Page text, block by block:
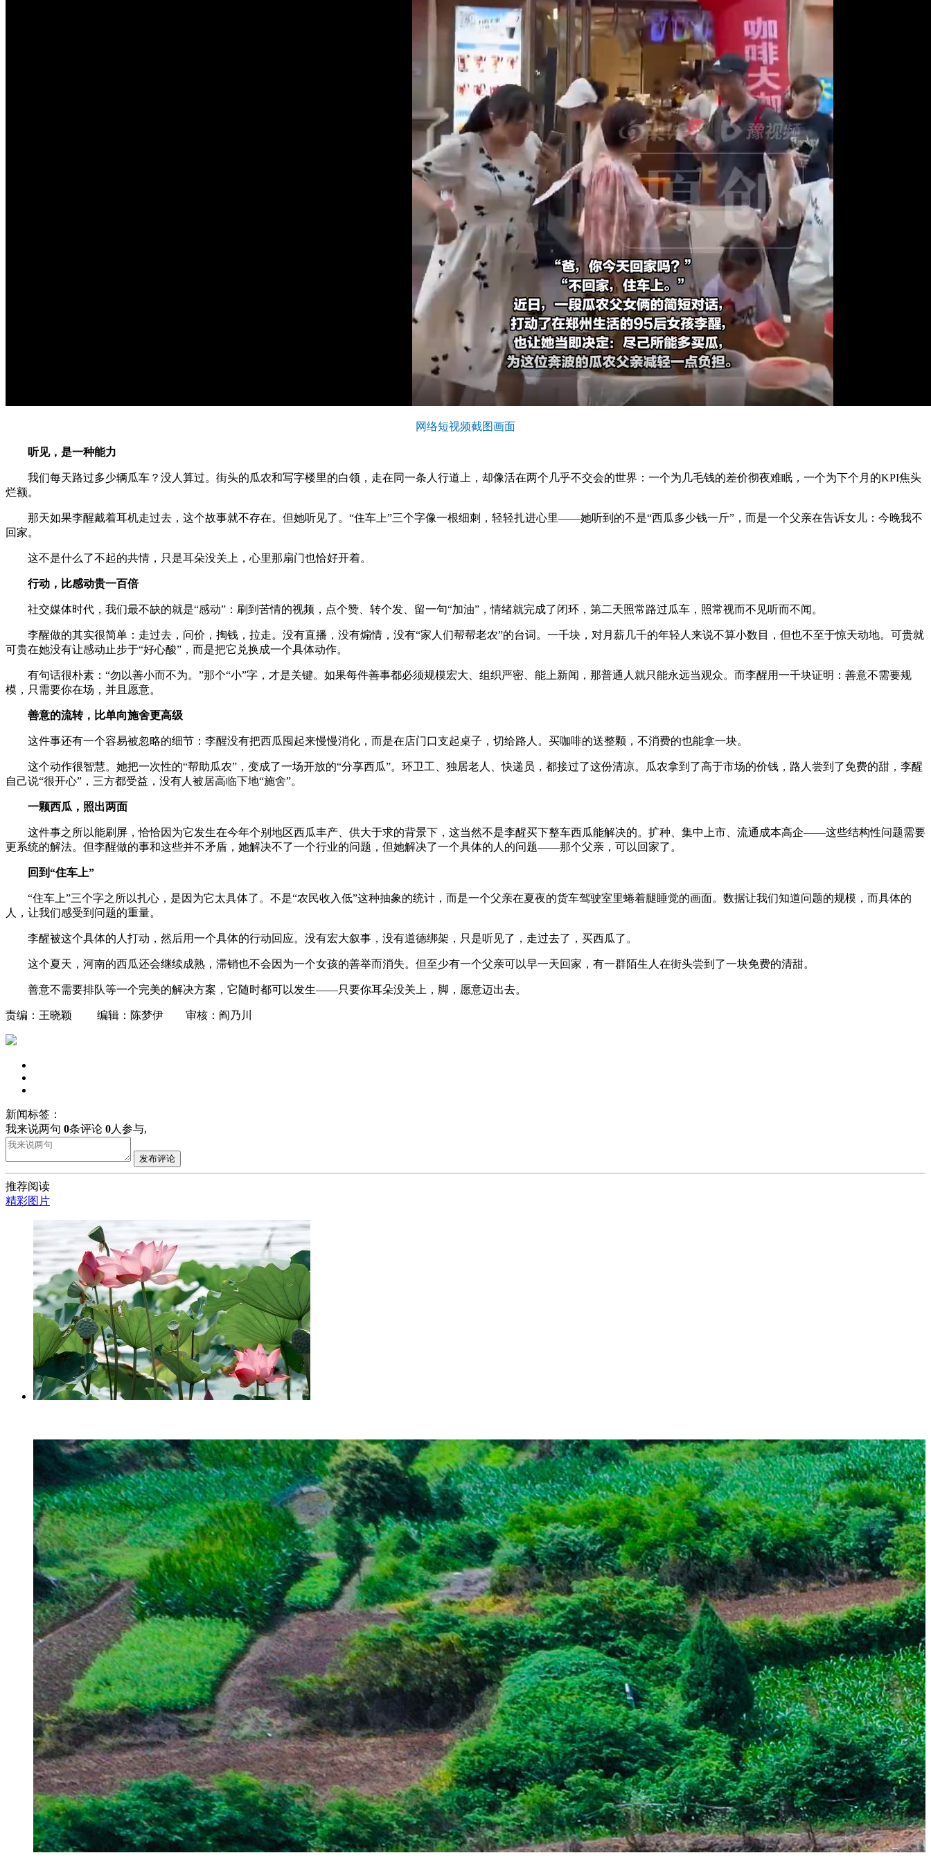
网络短视频截图画面
听见，是一种能力
我们每天路过多少辆瓜车？没人算过。街头的瓜农和写字楼里的白领，走在同一条人行道上，却像活在两个几乎不交会的世界：一个为几毛钱的差价彻夜难眠，一个为下个月的KPI焦头
烂额。
那天如果李醒戴着耳机走过去，这个故事就不存在。但她听见了。“住车上”三个字像一根细刺，轻轻扎进心里——她听到的不是“西瓜多少钱一斤”，而是一个父亲在告诉女儿：今晚我不
回家。
这不是什么了不起的共情，只是耳朵没关上，心里那扇门也恰好开着。
行动，比感动贵一百倍
社交媒体时代，我们最不缺的就是“感动”：刷到苦情的视频，点个赞、转个发、留一句“加油”，情绪就完成了闭环，第二天照常路过瓜车，照常视而不见听而不闻。
李醒做的其实很简单：走过去，问价，掏钱，拉走。没有直播，没有煽情，没有“家人们帮帮老农”的台词。一千块，对月薪几千的年轻人来说不算小数目，但也不至于惊天动地。可贵就
可贵在她没有让感动止步于“好心酸”，而是把它兑换成一个具体动作。
有句话很朴素：“勿以善小而不为。”那个“小”字，才是关键。如果每件善事都必须规模宏大、组织严密、能上新闻，那普通人就只能永远当观众。而李醒用一千块证明：善意不需要规
模，只需要你在场，并且愿意。
善意的流转，比单向施舍更高级
这件事还有一个容易被忽略的细节：李醒没有把西瓜囤起来慢慢消化，而是在店门口支起桌子，切给路人。买咖啡的送整颗，不消费的也能拿一块。
这个动作很智慧。她把一次性的“帮助瓜农”，变成了一场开放的“分享西瓜”。环卫工、独居老人、快递员，都接过了这份清凉。瓜农拿到了高于市场的价钱，路人尝到了免费的甜，李醒
自己说“很开心”，三方都受益，没有人被居高临下地“施舍”。
一颗西瓜，照出两面
这件事之所以能刷屏，恰恰因为它发生在今年个别地区西瓜丰产、供大于求的背景下，这当然不是李醒买下整车西瓜能解决的。扩种、集中上市、流通成本高企——这些结构性问题需要
更系统的解法。但李醒做的事和这些并不矛盾，她解决不了一个行业的问题，但她解决了一个具体的人的问题——那个父亲，可以回家了。
回到“住车上”
“住车上”三个字之所以扎心，是因为它太具体了。不是“农民收入低”这种抽象的统计，而是一个父亲在夏夜的货车驾驶室里蜷着腿睡觉的画面。数据让我们知道问题的规模，而具体的
人，让我们感受到问题的重量。
李醒被这个具体的人打动，然后用一个具体的行动回应。没有宏大叙事，没有道德绑架，只是听见了，走过去了，买西瓜了。
这个夏天，河南的西瓜还会继续成熟，滞销也不会因为一个女孩的善举而消失。但至少有一个父亲可以早一天回家，有一群陌生人在街头尝到了一块免费的清甜。
善意不需要排队等一个完美的解决方案，它随时都可以发生——只要你耳朵没关上，脚，愿意迈出去。
责编：王晓颖 编辑：陈梦伊 审核：阎乃川
新闻标签：
我来说两句 0条评论 0人参与,
发布评论
推荐阅读